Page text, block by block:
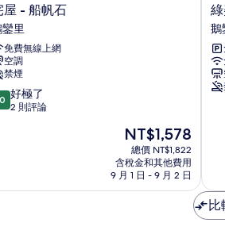
屋 - 船帆石
里
免費無線上網
空調
禁煙
好極了
2 則評論
現
在
價
格
為
NT$1,578
總價 NT$1,822
含稅金和其他費用
9 月 1 日 - 9 月 2 日
綠
美
民
宿
鵝
鑾
里
鵝
比